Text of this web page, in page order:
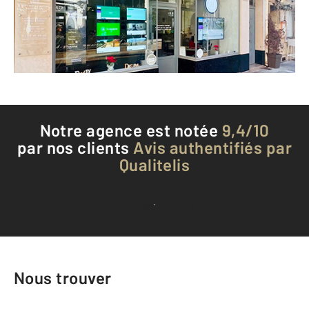
Envoyer un message
Téléphoner à l'agence
Notre agence est notée 9,4/10
par nos clients Avis authentifiés par
Qualitelis
Voir tous les avis clients
Nous trouver